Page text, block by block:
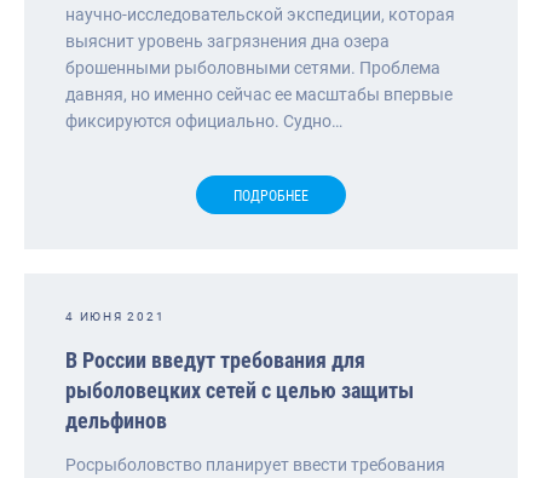
научно-исследовательской экспедиции, которая
выяснит уровень загрязнения дна озера
брошенными рыболовными сетями. Проблема
давняя, но именно сейчас ее масштабы впервые
фиксируются официально. Судно…
ПОДРОБНЕЕ
4 ИЮНЯ 2021
В России введут требования для
рыболовецких сетей с целью защиты
дельфинов
Росрыболовство планирует ввести требования